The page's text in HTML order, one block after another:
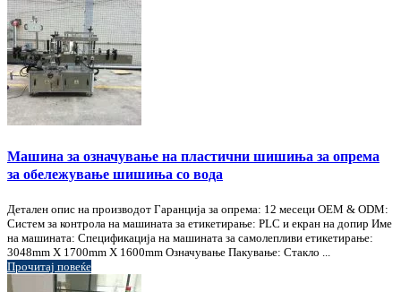
Машина за означување на пластични шишиња за опрема
за обележување шишиња со вода
Детален опис на производот Гаранција за опрема: 12 месеци OEM & ODM:
Систем за контрола на машината за етикетирање: PLC и екран на допир Име
на машината: Спецификација на машината за самолепливи етикетирање:
3048mm X 1700mm X 1600mm Означување Пакување: Стакло ...
Прочитај повеќе